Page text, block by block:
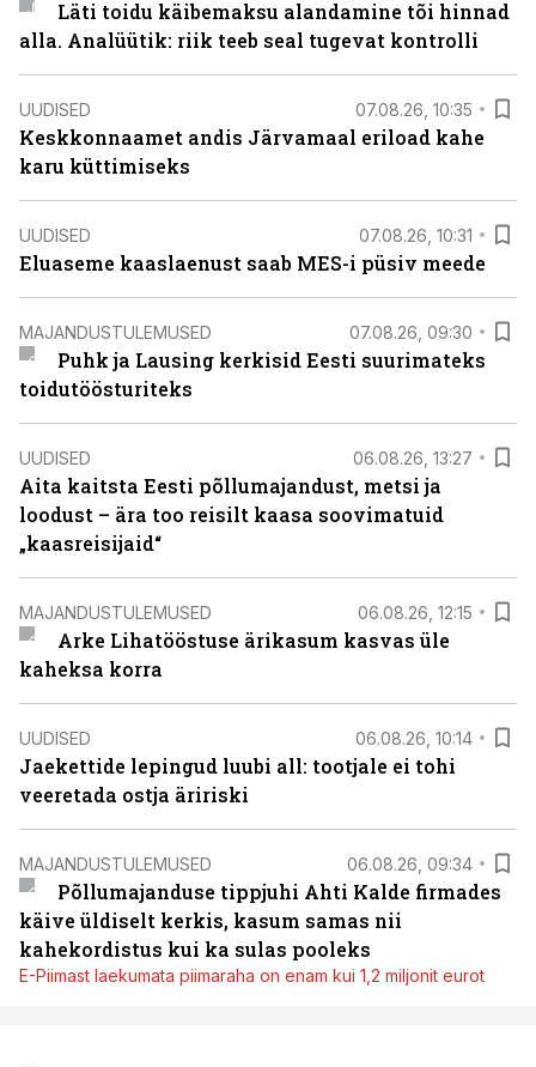
Läti toidu käibemaksu alandamine tõi hinnad
alla. Analüütik: riik teeb seal tugevat kontrolli
UUDISED 07.08.26, 10:35
Keskkonnaamet andis Järvamaal eriload kahe
karu küttimiseks
UUDISED 07.08.26, 10:31
Eluaseme kaaslaenust saab MES-i püsiv meede
MAJANDUSTULEMUSED 07.08.26, 09:30
Puhk ja Lausing kerkisid Eesti suurimateks
toidutöösturiteks
UUDISED 06.08.26, 13:27
Aita kaitsta Eesti põllumajandust, metsi ja
loodust – ära too reisilt kaasa soovimatuid
„kaasreisijaid“
MAJANDUSTULEMUSED 06.08.26, 12:15
Arke Lihatööstuse ärikasum kasvas üle
kaheksa korra
UUDISED 06.08.26, 10:14
Jaekettide lepingud luubi all: tootjale ei tohi
veeretada ostja äririski
MAJANDUSTULEMUSED 06.08.26, 09:34
Põllumajanduse tippjuhi Ahti Kalde firmades
käive üldiselt kerkis, kasum samas nii
kahekordistus kui ka sulas pooleks
E-Piimast laekumata piimaraha on enam kui 1,2 miljonit eurot